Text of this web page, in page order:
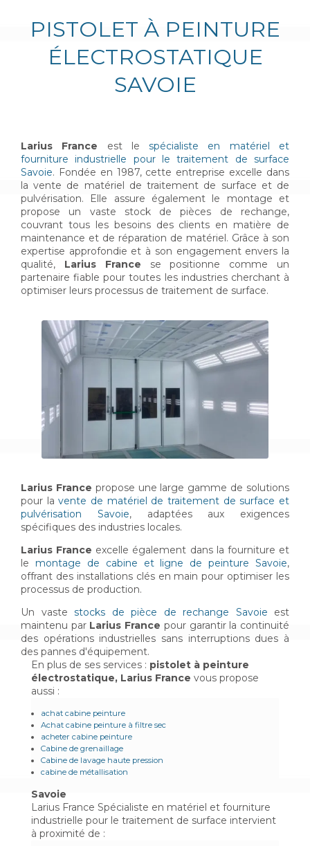
PISTOLET À PEINTURE
ÉLECTROSTATIQUE
SAVOIE
Larius France est lespécialiste en matériel et
fourniture industrielle pour le traitement de surface
Savoie. Fondée en 1987, cette entreprise excelle dans
la vente de matériel de traitement de surface et de
pulvérisation. Elle assure également le montage et
propose un vaste stock de pièces de rechange,
couvrant tous les besoins des clients en matière de
maintenance et de réparation de matériel. Grâce à son
expertise approfondie et à son engagement envers la
qualité, Larius France se positionne comme un
partenaire fiable pour toutes les industries cherchant à
optimiser leurs processus de traitement de surface.
Larius France propose une large gamme de solutions
pour lavente de matériel de traitement de surface et
pulvérisation Savoie, adaptées aux exigences
spécifiques des industries locales.
Larius France excelle également dans la fourniture et
le montage de cabine et ligne de peinture Savoie,
offrant des installations clés en main pour optimiser les
processus de production.
Un vaste stocks de pièce de rechange Savoie est
maintenu par Larius France pour garantir la continuité
des opérations industrielles sans interruptions dues à
des pannes d'équipement.
En plus de ses services : pistolet à peinture
électrostatique, Larius France vous propose
aussi :
achat cabine peinture
Achat cabine peinture à filtre sec
acheter cabine peinture
Cabine de grenaillage
Cabine de lavage haute pression
cabine de métallisation
Savoie
Larius France Spécialiste en matériel et fourniture
industrielle pour le traitement de surface intervient
à proximité de :